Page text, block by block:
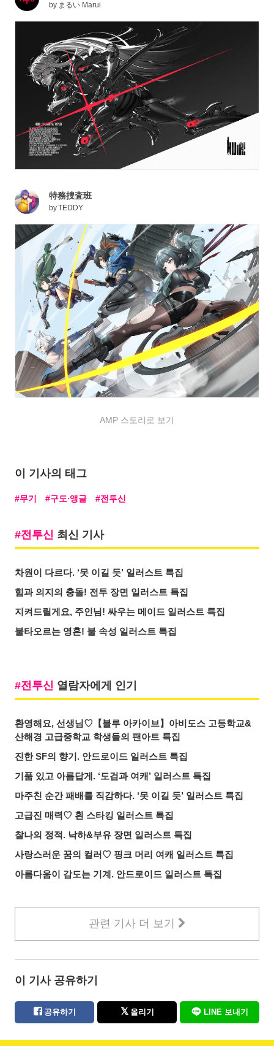
by まるい Marui
特務捜査班
byTEDDY
AMP 스토리로 보기
이 기사의 태그
무기 구도∙앵글 전투신
전투신 최신 기사
차원이 다르다. ‘못 이길 듯’ 일러스트 특집
힘과 의지의 충돌! 전투 장면 일러스트 특집
지켜드릴게요, 주인님! 싸우는 메이드 일러스트 특집
불타오르는 영혼! 불 속성 일러스트 특집
전투신 열람자에게 인기
환영해요, 선생님♡【블루 아카이브】아비도스 고등학교&
산해경 고급중학교 학생들의 팬아트 특집
진한 SF의 향기. 안드로이드 일러스트 특집
기품 있고 아름답게. ‘도검과 여캐’ 일러스트 특집
마주친 순간 패배를 직감하다. ‘못 이길 듯’ 일러스트 특집
고급진 매력♡ 흰 스타킹 일러스트 특집
찰나의 정적. 낙하&부유 장면 일러스트 특집
사랑스러운 꿈의 컬러♡ 핑크 머리 여캐 일러스트 특집
아름다움이 감도는 기계. 안드로이드 일러스트 특집
관련 기사 더 보기
이 기사 공유하기
공유하기 올리기 LINE 보내기